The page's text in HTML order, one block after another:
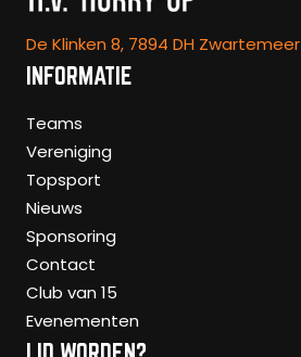
De Klinken 8, 7894 DH Zwartemeer
INFORMATIE
Teams
Vereniging
Topsport
Nieuws
Sponsoring
Contact
Club van 15
Evenementen